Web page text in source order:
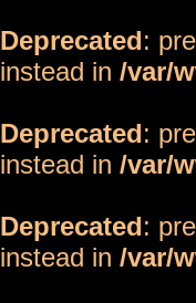
Deprecated:
instead in /var/
Deprecated:
instead in /var/
Deprecated:
instead in /var/